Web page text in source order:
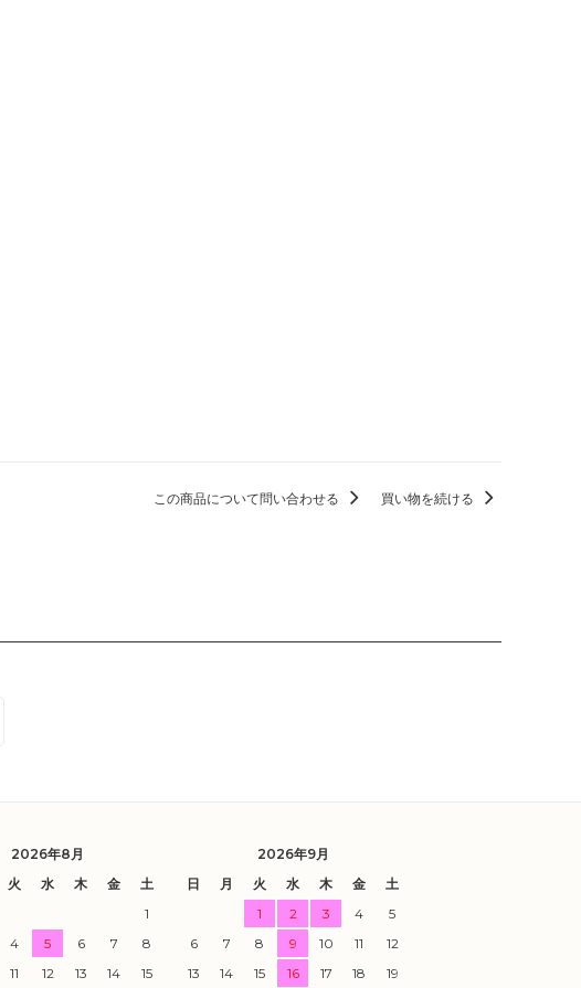
この商品について問い合わせる 買い物を続ける
2026年8月
火 水 木 金
土
1
4 5 6 7
8
11 12 13 14 15
2026年9月
日
月 火 水 木 金
土
1
2 3 4
5
6
7 8 9 10 11
12
13
14 15 16 17 18 19